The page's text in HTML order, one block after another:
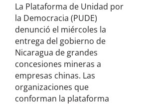
La Plataforma de Unidad por
la Democracia (PUDE)
denunció el miércoles la
entrega del gobierno de
Nicaragua de grandes
concesiones mineras a
empresas chinas. Las
organizaciones que
conforman la plataforma